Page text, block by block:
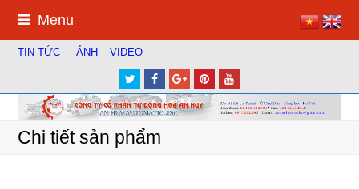
Menu
TIN TỨC ẢNH – VIDEO
TwitterFacebook
Google
Plus
Pinterest
Chi tiết sản phẩm